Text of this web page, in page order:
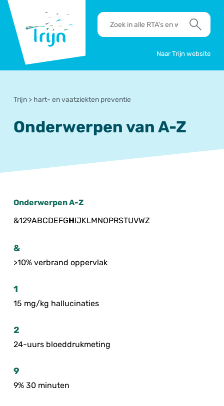
Trijn
RTA's
en
Zoek
Naar Trijn website
Trijn > hart- en vaatziekten preventie
Onderwerpen van A-Z
Onderwerpen A-Z
&129ABCDEFGHIJKLMNOPRSTUVWZ
&
>10% verbrand oppervlak
1
15 mg/kg hallucinaties
2
24-uurs bloeddrukmeting
9
9% 30 minuten